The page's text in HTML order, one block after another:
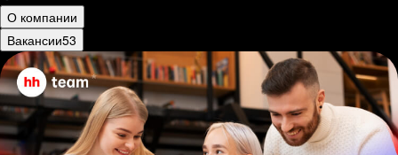
О компании
Вакансии53